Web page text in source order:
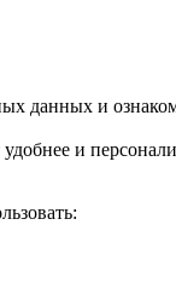
данных и
и